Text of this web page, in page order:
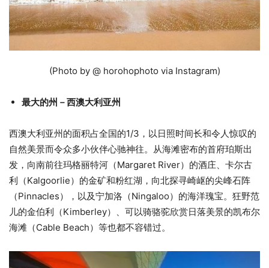
(Photo by @ horohophoto via Instagram)
最大的州－西澳大利亚州
西澳大利亚州的面积占全国的1/3，以日照时间长和令人惊叹的
自然美景而令众多小伙伴心驰神往。从海滩密布的首府珀斯出
发，向南前往玛格丽特河（Margaret River）的酒庄、卡尔古
利（Kalgoorlie）的金矿和粉红湖，向北探寻崎岖的尖峰石阵
（Pinnacles），以及宁加洛（Ningaloo）的海洋瑰宝。狂野范
儿的金伯利（Kimberley）、可以骑骆驼欣赏日落美景的凯布尔
海滩（Cable Beach）等也都不容错过。